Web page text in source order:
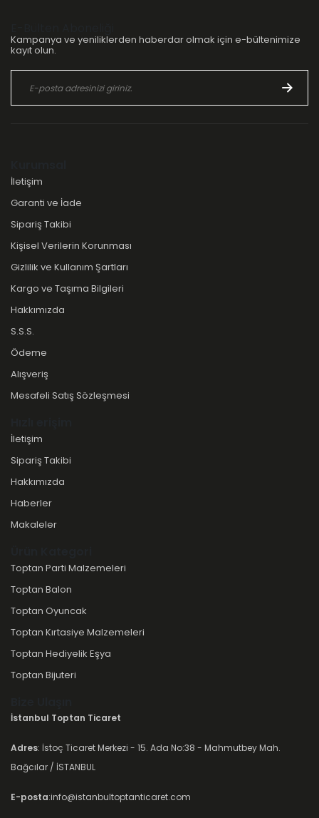
Kampanya ve yeniliklerden haberdar olmak için e-bültenimize
kayıt olun.
İletişim
Garanti ve İade
Sipariş Takibi
Kişisel Verilerin Korunması
Gizlilik ve Kullanım Şartları
Kargo ve Taşıma Bilgileri
Hakkımızda
S.S.S.
Ödeme
Alışveriş
Mesafeli Satış Sözleşmesi
İletişim
Sipariş Takibi
Hakkımızda
Haberler
Makaleler
Toptan Parti Malzemeleri
Toptan Balon
Toptan Oyuncak
Toptan Kırtasiye Malzemeleri
Toptan Hediyelik Eşya
Toptan Bijuteri
İstanbul Toptan Ticaret
Adres: İstoç Ticaret Merkezi - 15. Ada No:38 - Mahmutbey Mah.
Bağcılar / İSTANBUL
E-posta:info@istanbultoptanticaret.com